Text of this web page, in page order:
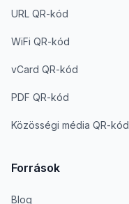
URL QR-kód
WiFi QR-kód
vCard QR-kód
PDF QR-kód
Közösségi média QR-kód
Források
Blog